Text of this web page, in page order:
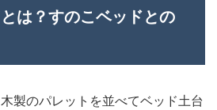
は？すのこベッドとの
製のパレットを並べてベッド土台